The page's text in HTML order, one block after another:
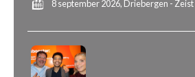
8 september 2026, Driebergen - Zeist